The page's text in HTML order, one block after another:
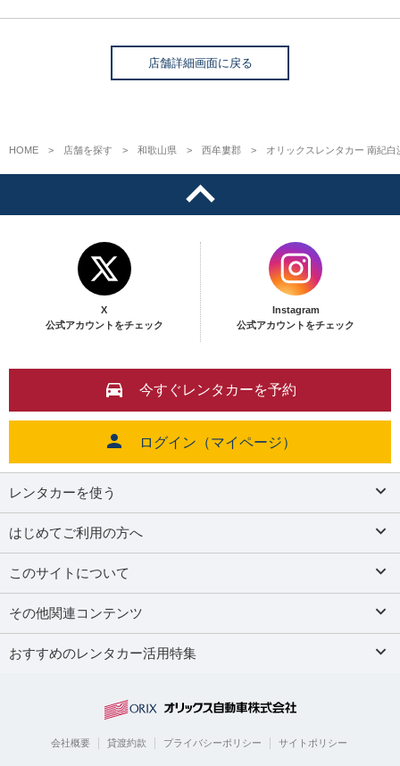
店舗詳細画面に戻る
HOME 店舗を探す 和歌山県 西牟婁郡 オリックスレンタカー 南紀白
X
公式アカウントをチェック
Instagram
公式アカウントをチェック
今すぐレンタカーを予約
ログイン（マイページ）
レンタカーを使う
はじめてご利用の方へ
このサイトについて
その他関連コンテンツ
おすすめのレンタカー活用特集
会社概要 貸渡約款 プライバシーポリシー サイトポリシー